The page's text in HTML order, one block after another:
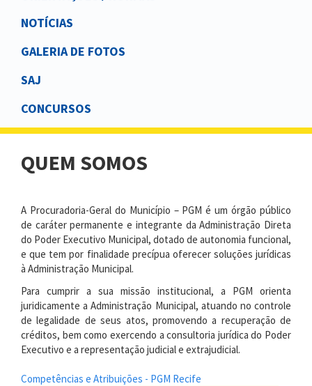
NOTÍCIAS
GALERIA DE FOTOS
SAJ
CONCURSOS
QUEM SOMOS
A Procuradoria-Geral do Município – PGM é um órgão público
de caráter permanente e integrante da Administração Direta
do Poder Executivo Municipal, dotado de autonomia funcional,
e que tem por finalidade precípua oferecer soluções jurídicas
à Administração Municipal.
Para cumprir a sua missão institucional, a PGM orienta
juridicamente a Administração Municipal, atuando no controle
de legalidade de seus atos, promovendo a recuperação de
créditos, bem como exercendo a consultoria jurídica do Poder
Executivo e a representação judicial e extrajudicial.
Competências e Atribuições - PGM Recife